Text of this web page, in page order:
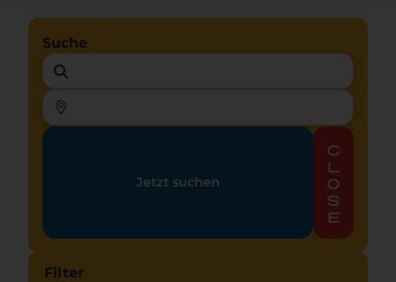
Suche
Jetzt suchen
c
l
o
s
e
Filter